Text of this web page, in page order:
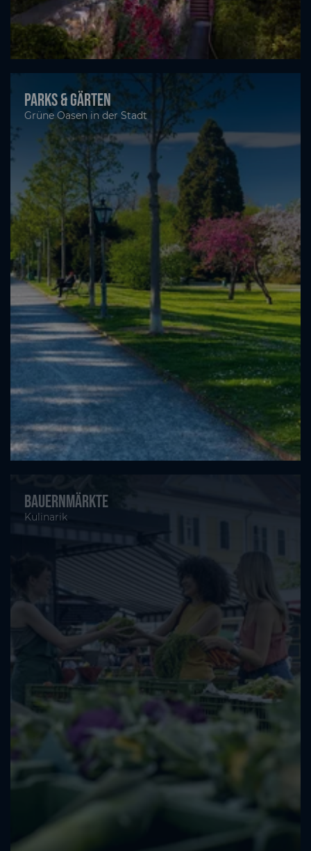
Parks & Gärten
Grüne Oasen in der Stadt
Bauernmärkte
Kulinarik